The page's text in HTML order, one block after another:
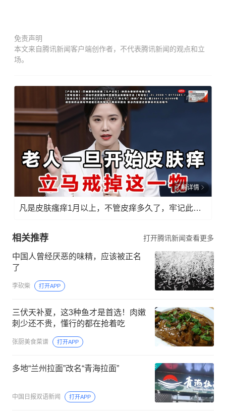
免责声明
本文来自腾讯新闻客户端创作者，不代表腾讯新闻的观点和立
场。
广告
了解详情
凡是皮肤瘙痒1月以上，不管皮痒多久了，牢记此法，快！准！狠！
相关推荐 打开腾讯新闻查看更多
中国人曾经厌恶的味精，应该被正名
了
李砍柴 打开APP
三伏天补夏，这3种鱼才是首选！肉嫩
刺少还不贵，懂行的都在抢着吃
张厨美食菜谱 打开APP
多地“兰州拉面”改名“青海拉面”
中国日报双语新闻 打开APP